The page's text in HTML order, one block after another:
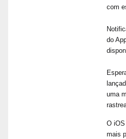
com
do
uma
O
mais